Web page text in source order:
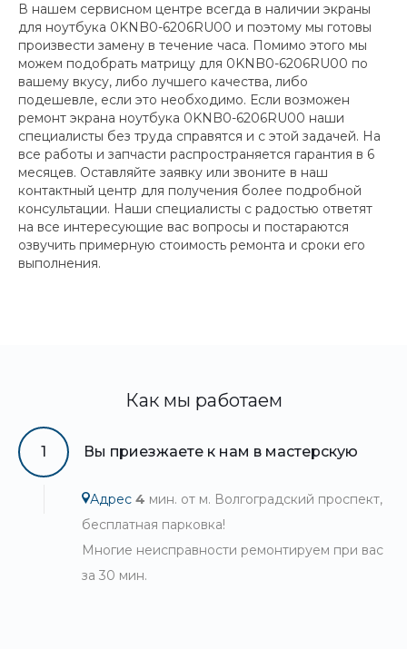
В нашем сервисном центре всегда в наличии экраны
для ноутбука 0KNB0-6206RU00 и поэтому мы готовы
произвести замену в течение часа. Помимо этого мы
можем подобрать матрицу для 0KNB0-6206RU00 по
вашему вкусу, либо лучшего качества, либо
подешевле, если это необходимо. Если возможен
ремонт экрана ноутбука 0KNB0-6206RU00 наши
специалисты без труда справятся и с этой задачей. На
все работы и запчасти распространяется гарантия в 6
месяцев. Оставляйте заявку или звоните в наш
контактный центр для получения более подробной
консультации. Наши специалисты с радостью ответят
на все интересующие вас вопросы и постараются
озвучить примерную стоимость ремонта и сроки его
выполнения.
Как мы работаем
1 Вы приезжаете к нам в мастерскую
Адрес 4 мин. от м. Волгоградский проспект,
бесплатная парковка!
Многие неисправности ремонтируем при вас
за 30 мин.